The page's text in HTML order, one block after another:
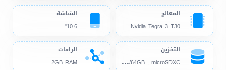
المعالج
Nvidia Tegra 3 T30
الشاشة
10.6"
التخزين
32G
B/64GB , microSDXC
الرامات
2GB RAM